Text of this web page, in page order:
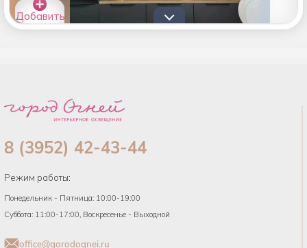
Добавить
товары в
8 (3952) 42-43-44
Режим работы:
Понедельник - Пятница: 10:00-19:00
Суббота: 11:00-17:00, Воскресенье - Выходной
office@gorodognei.ru